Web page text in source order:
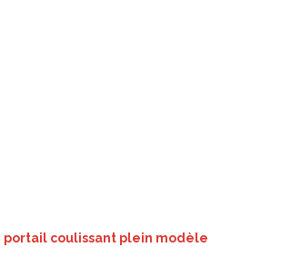
portail coulissant plein modèle